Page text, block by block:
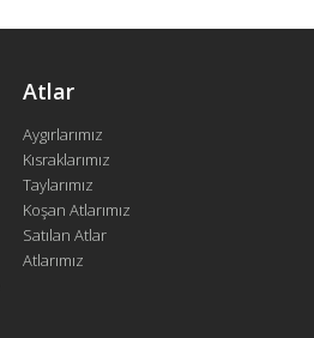
Atlar
Aygırlarımız
Kısraklarımız
Taylarımız
Koşan Atlarımız
Satılan Atlar
Atlarımız